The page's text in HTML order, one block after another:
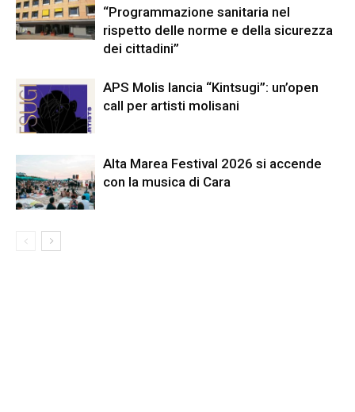
“Programmazione sanitaria nel
rispetto delle norme e della sicurezza
dei cittadini”
APS Molis lancia “Kintsugi”: un’open
call per artisti molisani
Alta Marea Festival 2026 si accende
con la musica di Cara